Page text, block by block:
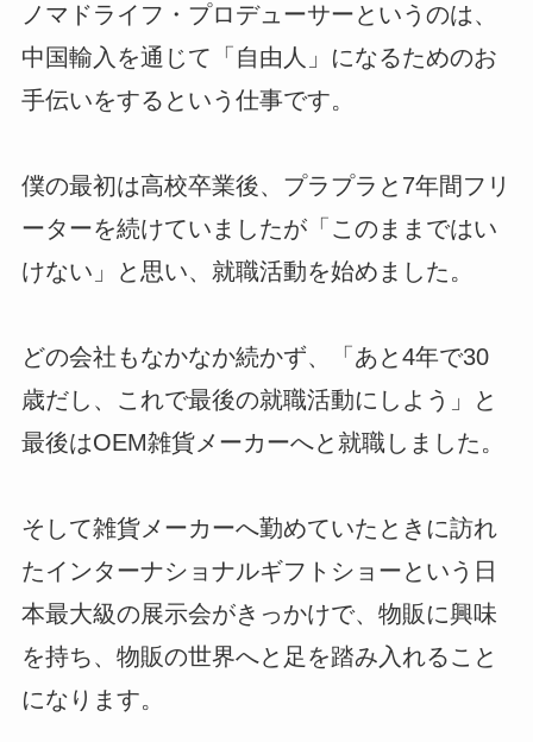
ノマドライフ・プロデューサーというのは、
中国輸入を通じて「自由人」になるためのお
手伝いをするという仕事です。
僕の最初は高校卒業後、プラプラと7年間フリ
ーターを続けていましたが「このままではい
けない」と思い、就職活動を始めました。
どの会社もなかなか続かず、「あと4年で30
歳だし、これで最後の就職活動にしよう」と
最後はOEM雑貨メーカーへと就職しました。
そして雑貨メーカーへ勤めていたときに訪れ
たインターナショナルギフトショーという日
本最大級の展示会がきっかけで、物販に興味
を持ち、物販の世界へと足を踏み入れること
になります。